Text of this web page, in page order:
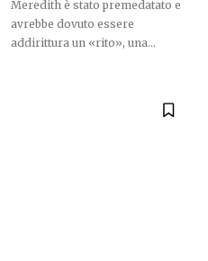
Meredith è stato premedatato e
avrebbe dovuto essere
addirittura un «rito», una...